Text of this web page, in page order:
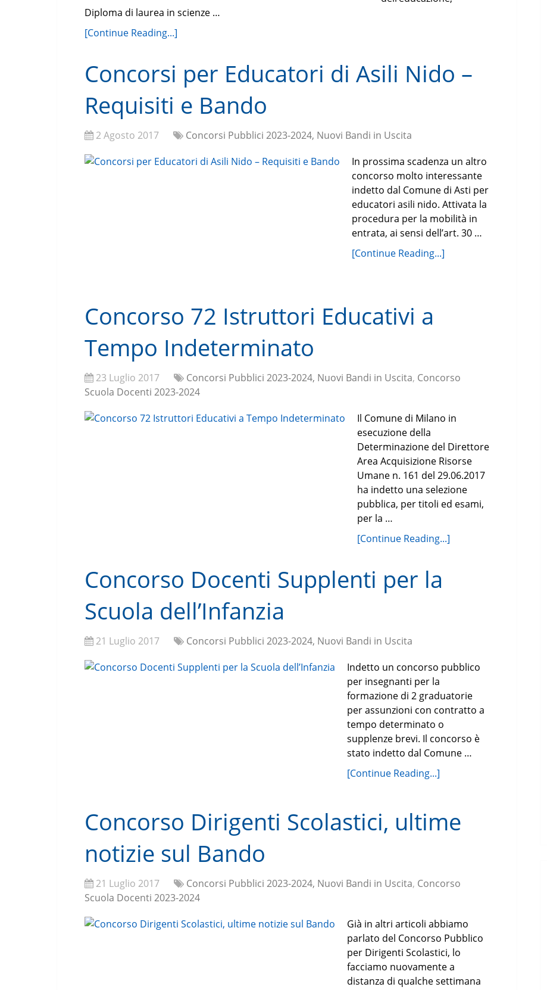
Diploma di laurea in scienze …
[Continue Reading...]
Concorsi per Educatori di Asili Nido –
Requisiti e Bando
2 Agosto 2017
Concorsi Pubblici 2023-2024, Nuovi Bandi in Uscita
In prossima scadenza un altro
concorso molto interessante
indetto dal Comune di Asti per
educatori asili nido. Attivata la
procedura per la mobilità in
entrata, ai sensi dell’art. 30 …
[Continue Reading...]
Concorso 72 Istruttori Educativi a
Tempo Indeterminato
23 Luglio 2017 Concorsi Pubblici 2023-2024, Nuovi Bandi in Uscita, Concorso
Scuola Docenti 2023-2024
Il Comune di Milano in
esecuzione della
Determinazione del Direttore
Area Acquisizione Risorse
Umane n. 161 del 29.06.2017
ha indetto una selezione
pubblica, per titoli ed esami,
per la …
[Continue Reading...]
Concorso Docenti Supplenti per la
Scuola dell’Infanzia
21 Luglio 2017
Concorsi Pubblici 2023-2024, Nuovi Bandi in Uscita
Indetto un concorso pubblico
per insegnanti per la
formazione di 2 graduatorie
per assunzioni con contratto a
tempo determinato o
supplenze brevi. Il concorso è
stato indetto dal Comune …
[Continue Reading...]
Concorso Dirigenti Scolastici, ultime
notizie sul Bando
21 Luglio 2017 Concorsi Pubblici 2023-2024, Nuovi Bandi in Uscita, Concorso
Scuola Docenti 2023-2024
Già in altri articoli abbiamo
parlato del Concorso Pubblico
per Dirigenti Scolastici, lo
facciamo nuovamente a
distanza di qualche settimana